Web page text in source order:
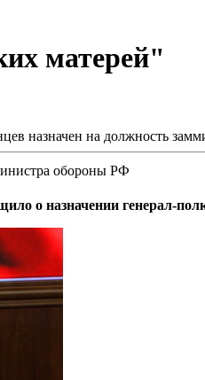
матерей"
назначен на должность
обороны РФ
о назначении генерал-